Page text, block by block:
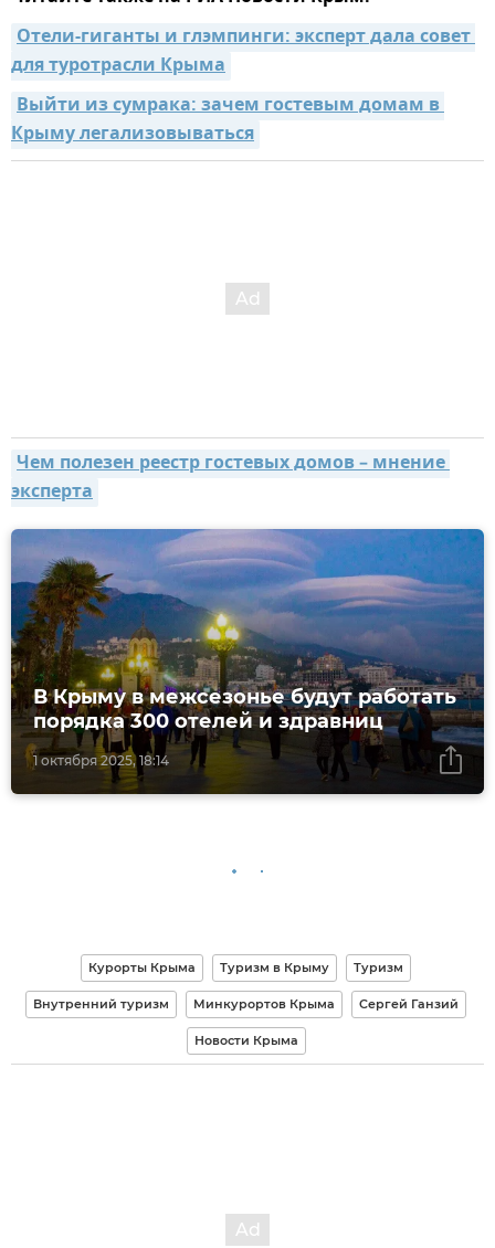
Отели-гиганты и глэмпинги: эксперт дала совет
для туротрасли Крыма
Выйти из сумрака: зачем гостевым домам в
Крыму легализовываться
Чем полезен реестр гостевых домов – мнение
эксперта
1 октября 2025, 18:14
В Крыму в межсезонье будут работать
порядка 300 отелей и здравниц
Курорты Крыма Туризм в Крыму Туризм
Внутренний туризм Минкурортов Крыма Сергей Ганзий
Новости Крыма